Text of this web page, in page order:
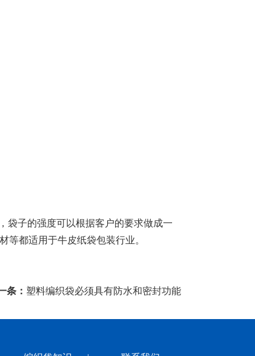
子的强度可以根据客户的要求做成一
等都适用于牛皮纸袋包装行业。
条： 塑料编织袋必须具有防水和密封功能